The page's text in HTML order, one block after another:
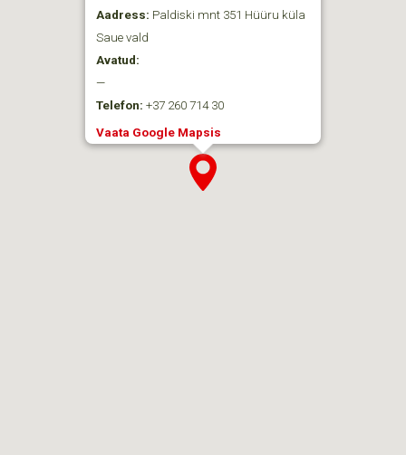
Aadress: Paldiski mnt 351 Hüüru küla
Saue vald
Avatud:
—
Telefon: +37 260 714 30
Vaata Google Mapsis